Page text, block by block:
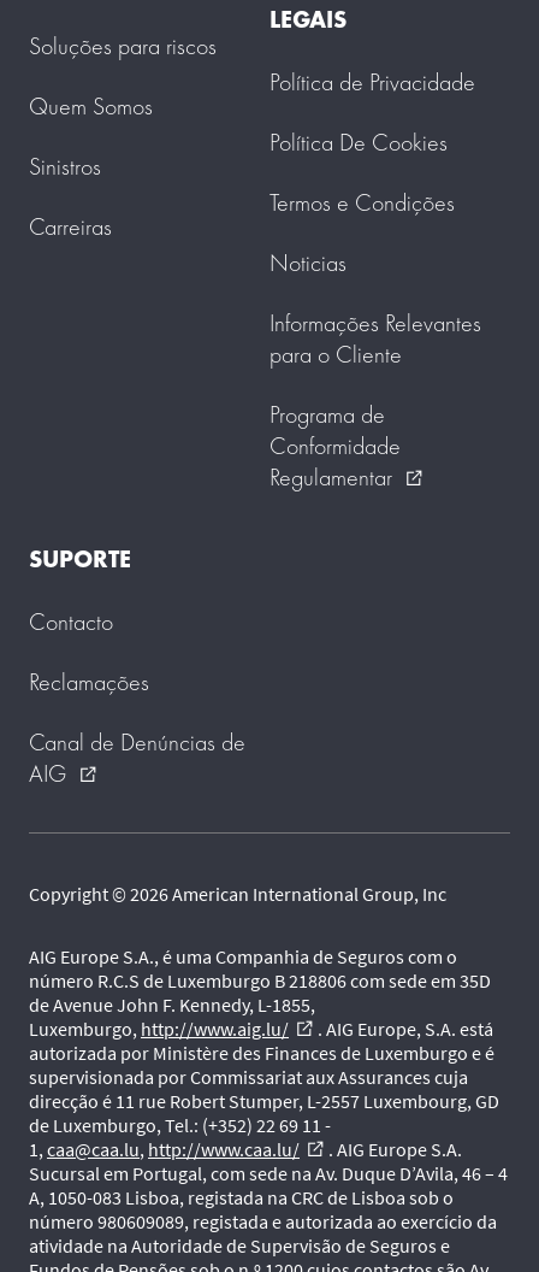
Soluções para riscos
Quem Somos
Sinistros
Carreiras
LEGAIS
Política de Privacidade
Política De Cookies
Termos e Condições
Noticias
Informações Relevantes
para o Cliente
Programa de
Conformidade
Regulamentar
external_link
SUPORTE
Contacto
Reclamações
Canal de Denúncias de
AIG
external_link
Copyright © 2026 American International Group, Inc
AIG Europe S.A., é uma Companhia de Seguros com o
número R.C.S de Luxemburgo B 218806 com sede em 35D
de Avenue John F. Kennedy, L-1855,
Luxemburgo, http://www.aig.lu/ external_link . AIG Europe, S.A. está
autorizada por Ministère des Finances de Luxemburgo e é
supervisionada por Commissariat aux Assurances cuja
direcção é 11 rue Robert Stumper, L-2557 Luxembourg, GD
de Luxemburgo, Tel.: (+352) 22 69 11 -
1, caa@caa.lu, http://www.caa.lu/ external_link . AIG Europe S.A.
Sucursal em Portugal, com sede na Av. Duque D’Avila, 46 – 4
A, 1050-083 Lisboa, registada na CRC de Lisboa sob o
número 980609089, registada e autorizada ao exercício da
atividade na Autoridade de Supervisão de Seguros e